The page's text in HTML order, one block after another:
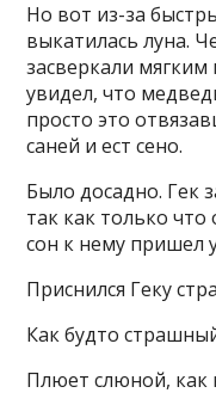
Но вот из-за
выкатилась луна.
засверкали
увидел, что
просто это
саней и ест сено.
Было досадно. Гек
так как только
сон к нему пришел
Приснился Геку
Как будто
Плюет слюной, как